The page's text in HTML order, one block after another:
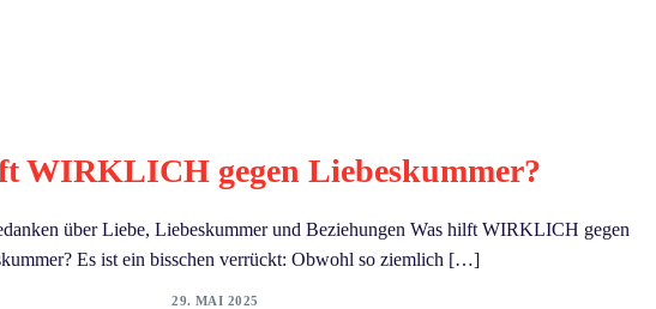
WIRKLICH gegen Liebeskummer?
über Liebe, Liebeskummer und Beziehungen Was hilft WIRKLICH gegen
Es ist ein bisschen verrückt: Obwohl so ziemlich […]
29. MAI 2025